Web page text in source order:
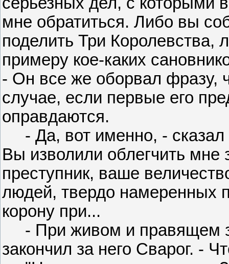
мне обратиться. Либо вы
поделить Три Королевства,
примеру кое-каких
- Он все же оборвал фразу,
случае, если первые его
оправдаются.
- Да, вот именно, - сказал
Вы изволили облегчить мне
преступник, ваше
людей, твердо намеренных
корону при...
- При живом и правящем
закончил за него Сварог. -